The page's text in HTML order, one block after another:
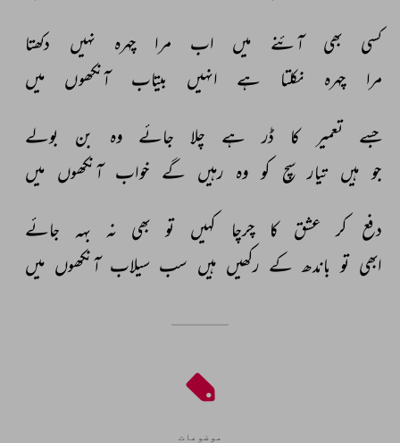
کسی بھی آئنے میں اب مرا چہرہ نہیں
دکھتا
مرا
چہرہ نکلتا ہے انہیں بیتاب آنکھوں میں
جسے تعمیر کا ڈر ہے چلا جائے وہ بن
بولے
جو ہیں تیار سچ کو وہ رہیں گے خواب آنکھوں میں
دفع کر عشق کا چرچا کہیں تو بھی نہ بہہ
جائے
ابھی تو باندھ کے رکھیں ہیں سب سیلاب آنکھوں میں
موضوعات